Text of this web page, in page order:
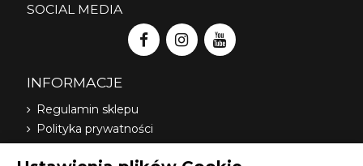
SOCIAL MEDIA
INFORMACJE
Regulamin sklepu
Polityka prywatności